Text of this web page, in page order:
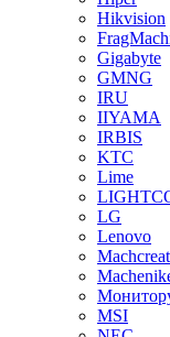
Hikvision
Gigabyte
GMNG
IRU
IIYAMA
IRBIS
KTC
Lime
LG
Lenovo
MSI